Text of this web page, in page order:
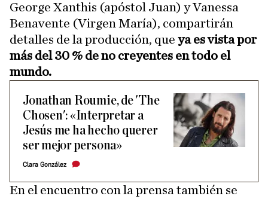
George Xanthis (apóstol Juan) y Vanessa
Benavente (Virgen María), compartirán
detalles de la producción, que ya es vista por
más del 30 % de no creyentes en todo el
mundo.
Jonathan Roumie, de 'The
Chosen': «Interpretar a
Jesús me ha hecho querer
ser mejor persona»
Clara González
En el encuentro con la prensa también se